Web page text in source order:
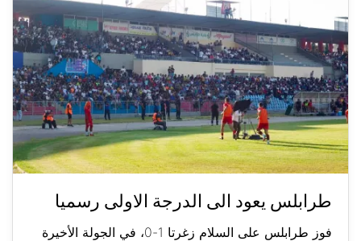
طرابلس يعود الى الدرجة الاولى رسميا
فوز طرابلس على السلام زغرتا 1-0، في الجولة الأخيرة